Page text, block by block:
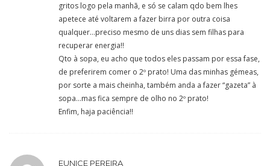
gritos logo pela manhã, e só se calam qdo bem lhes
apetece até voltarem a fazer birra por outra coisa
qualquer…preciso mesmo de uns dias sem filhas para
recuperar energia!!
Qto à sopa, eu acho que todos eles passam por essa fase,
de preferirem comer o 2º prato! Uma das minhas gémeas,
por sorte a mais cheinha, também anda a fazer “gazeta” à
sopa…mas fica sempre de olho no 2º prato!
Enfim, haja paciência!!
EUNICE PEREIRA